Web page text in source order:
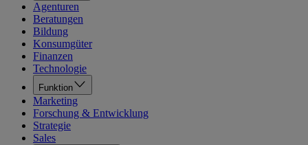
Agenturen
Beratungen
Bildung
Konsumgüter
Finanzen
Technologie
Funktion
Marketing
Forschung & Entwicklung
Strategie
Sales